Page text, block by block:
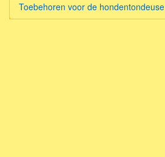
Toebehoren voor de hondentondeuse